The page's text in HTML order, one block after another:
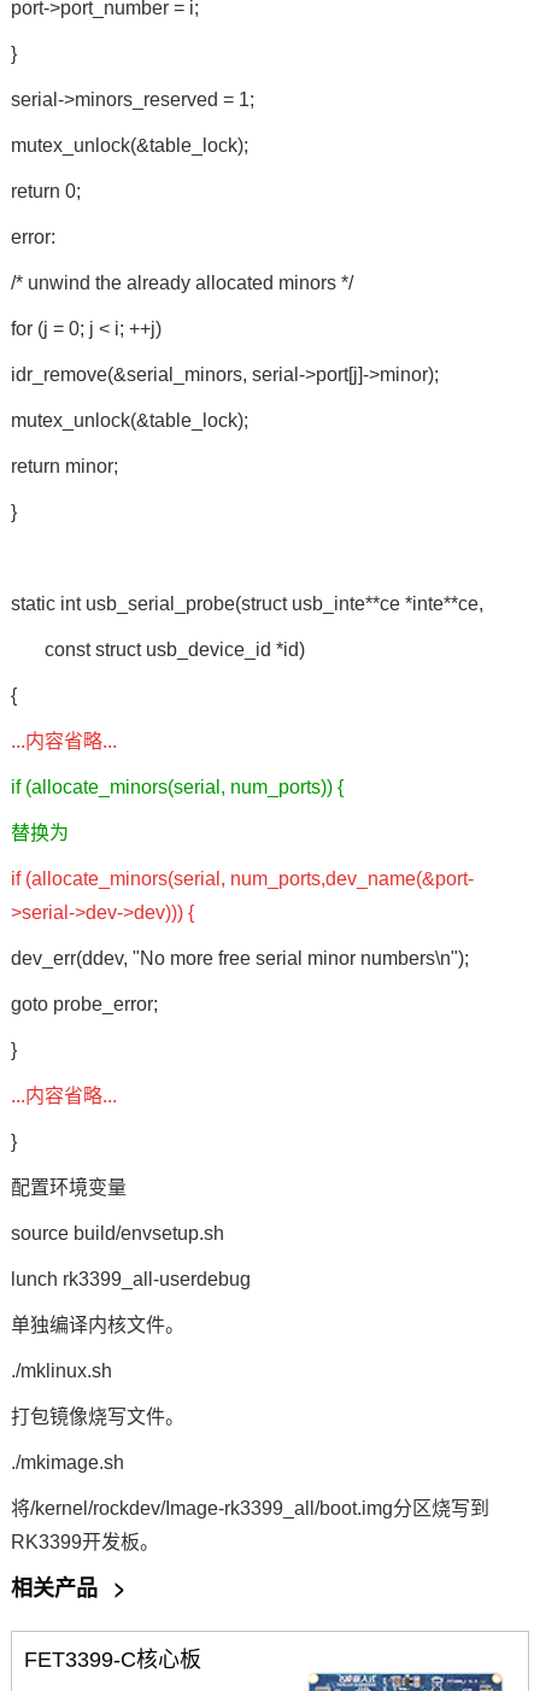
port->port_number = i;
}
serial->minors_reserved = 1;
mutex_unlock(&table_lock);
return 0;
error:
/* unwind the already allocated minors */
for (j = 0; j < i; ++j)
idr_remove(&serial_minors, serial->port[j]->minor);
mutex_unlock(&table_lock);
return minor;
}
static int usb_serial_probe(struct usb_inte**ce *inte**ce,
const struct usb_device_id *id)
{
...内容省略...
if (allocate_minors(serial, num_ports)) {
替换为
if (allocate_minors(serial, num_ports,dev_name(&port-
>serial->dev->dev))) {
dev_err(ddev, "No more free serial minor numbers\n");
goto probe_error;
}
...内容省略...
}
配置环境变量
source build/envsetup.sh
lunch rk3399_all-userdebug
单独编译内核文件。
./mklinux.sh
打包镜像烧写文件。
./mkimage.sh
将/kernel/rockdev/Image-rk3399_all/boot.img分区烧写到
RK3399开发板。
相关产品 >
FET3399-C核心板